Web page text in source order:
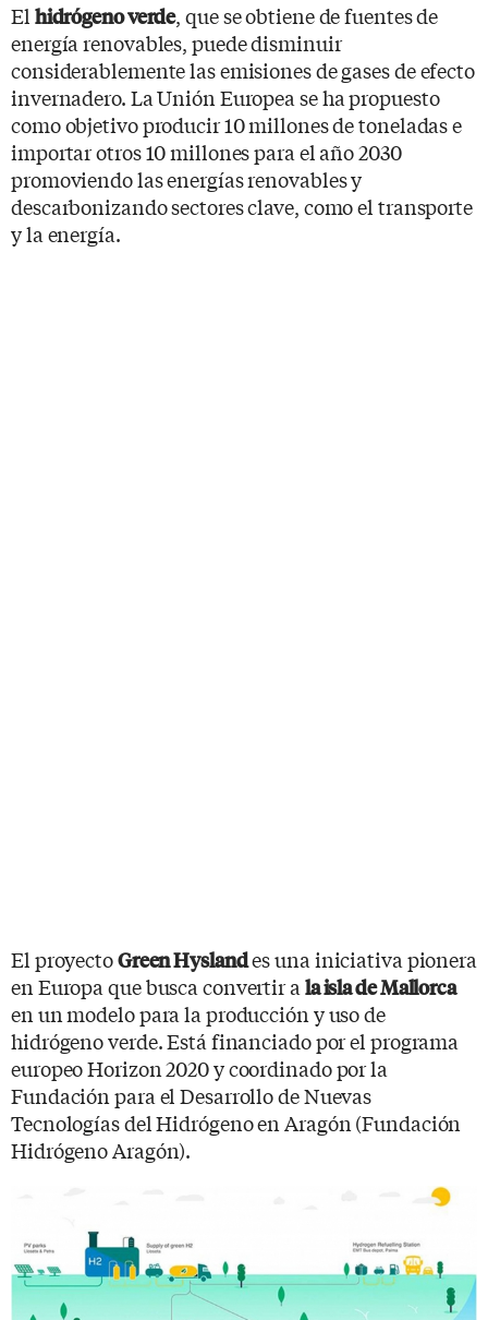
El hidrógeno verde, que se obtiene de fuentes de
energía renovables, puede disminuir
considerablemente las emisiones de gases de efecto
invernadero. La Unión Europea se ha propuesto
como objetivo producir 10 millones de toneladas e
importar otros 10 millones para el año 2030
promoviendo las energías renovables y
descarbonizando sectores clave, como el transporte
y la energía.
El proyectoGreen Hyslandes una iniciativa pionera
en Europa que busca convertir a la isla de Mallorca
en un modelo para la producción y uso de
hidrógeno verde. Está financiado por el programa
europeo Horizon 2020 y coordinado por la
Fundación para el Desarrollo de Nuevas
Tecnologías del Hidrógeno en Aragón (Fundación
Hidrógeno Aragón).